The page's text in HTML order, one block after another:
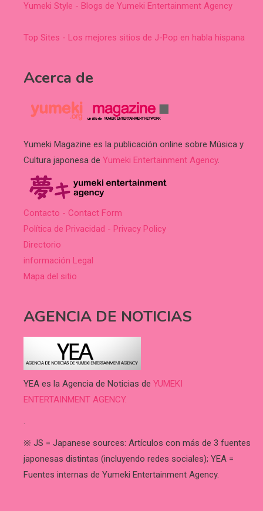
Yumeki Style - Blogs de Yumeki Entertainment Agency
Top Sites - Los mejores sitios de J-Pop en habla hispana
Acerca de
Yumeki Magazine es la publicación online sobre Música y
Cultura japonesa de Yumeki Entertainment Agency.
Contacto - Contact Form
Política de Privacidad - Privacy Policy
Directorio
información Legal
Mapa del sitio
AGENCIA DE NOTICIAS
YEA es la Agencia de Noticias de YUMEKI
ENTERTAINMENT AGENCY.
.
※ JS = Japanese sources: Artículos con más de 3 fuentes
japonesas distintas (incluyendo redes sociales); YEA =
Fuentes internas de Yumeki Entertainment Agency.